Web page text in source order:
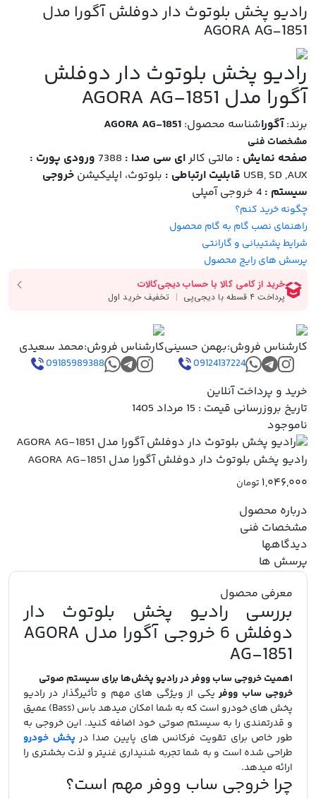
رادیو پخش بلوتوث دار دوفلش آگورا مدل
AGORA AG-1851
رادیو پخش بلوتوث دار دوفلش
آگورا مدل AGORA AG-1851
برند: آگوراشناسه محصول: AGORA AG-1851
مشخصات فنی
صفحه نمایش : مالتی کالرای سی صدا : 7388 ورودی پورت :
USB, SD ,AUX قابلیت ارتباطی : بلوتوث، اپلیکیشن خروجی
سیستم : 4 خروجی آمپلی
چگونه خرید کنم؟
راهنمای نصب گام به گام محصول
شرایط پشتیبانی و گارانتی
پرسش های رایج محصول
کارشناس فروش:بهمن حسینی
09124137224
کارشناس فروش:محمد سعیدی
09185989388
خرید و پرداخت آنلاین
تاریخ بروزرسانی قیمت : 15 مرداد 1405
ناموجود
رادیو پخش بلوتوث دار دوفلش آگورا مدل AGORA AG-1851
۱,۰۴۶,۰۰۰ تومان
درباره محصول
مشخصات فنی
دیدگاهها
پرسش ها
معرفی محصول
بررسی رادیو پخش بلوتوث دار
دوفلش 6 خروجی آگورا مدل AGORA
AG-1851
اهمیت خروجی ساب ووفر در رادیو پخش‌ها برای سیستم صوتی
خروجی ساب ووفریکی از ویژگی‌ های مهم و تأثیرگذار در رادیو
پخش‌ های خودرو است که به شما امکان میدهد باس (Bass) عمیق
و قدرتمندی را به سیستم صوتی خود اضافه کنید. این خروجی به
طور خاص برای تقویت فرکانس‌ های پایین صدا در پخش خودرو
طراحی شده است و به شما تجربه شنیداری غنیتر و لذت‌ بخشتری را
ارائه میدهد.
چرا خروجی ساب ووفر مهم است؟